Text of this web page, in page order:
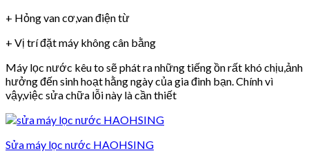
+ Hỏng van cơ,van điện từ
+ Vị trí đặt máy không cân bằng
Máy lọc nước kêu to sẽ phát ra những tiếng ồn rất khó chịu,ảnh
hưởng đến sinh hoạt hằng ngày của gia đình bạn. Chính vì
vậy,việc sửa chữa lỗi này là cần thiết
Sửa máy lọc nước HAOHSING